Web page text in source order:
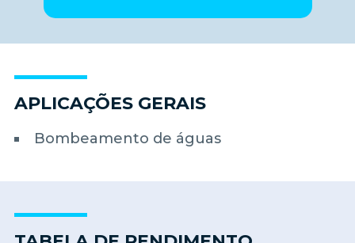
APLICAÇÕES GERAIS
Bombeamento de águas